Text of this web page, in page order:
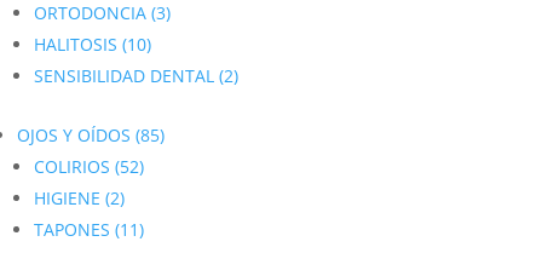
ORTODONCIA (3)
HALITOSIS (10)
SENSIBILIDAD DENTAL (2)
OJOS Y OÍDOS (85)
COLIRIOS (52)
HIGIENE (2)
TAPONES (11)